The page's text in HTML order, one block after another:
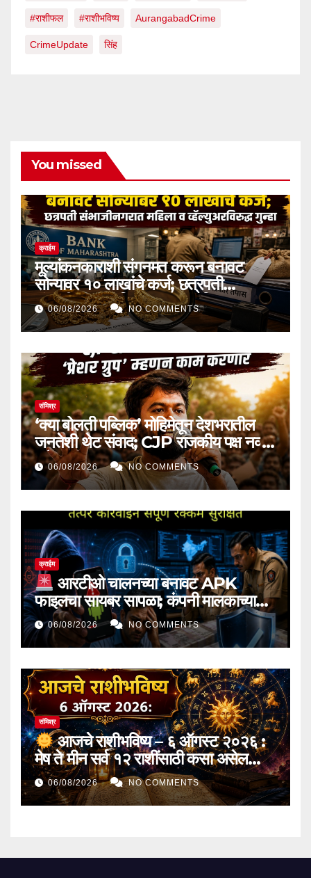
#राशीफल #राशीभविष्य AurangabadCrime
CrimeUpdate सिंह
You missed
क्राईम
मूल्यांकनकाराशी संगनमत करून बनावट
सोन्यावर १० लाखांचे कर्ज; छत्रपती
संभाजीनगरात महिला व व्हॅल्युअरविरुद्ध गुन्हा
06/08/2026 NO COMMENTS
संमिश्र
‘क्या बोलती पब्लिक’ मोहिमेतून देशभरातील
जनतेशी थेट संवाद; CJP राजकीय पक्ष नव्हे,
‘प्रेशर ग्रुप’ म्हणून काम करणार
06/08/2026 NO COMMENTS
क्राईम
आरटीओ चालनच्या बनावट APK
फाइलचा सायबर सापळा; कंपनी मालकाच्या
खात्यातून १ कोटींची फसवणूक, सायबर
पोलिसांच्या अवघ्या दोन तासांच्या तत्पर
कारवाईने संपूर्ण रक्कम सुरक्षित
06/08/2026 NO COMMENTS
संमिश्र
आजचे राशीभविष्य – ६ ऑगस्ट २०२६ :
मेष ते मीन सर्व १२ राशींसाठी कसा असेल
आजचा दिवस? जाणून घ्या करिअर, व्यवसाय,
आर्थिक स्थिती, कौटुंबिक जीवन आणि भाग्याचे
संपूर्ण भविष्य!
06/08/2026 NO COMMENTS